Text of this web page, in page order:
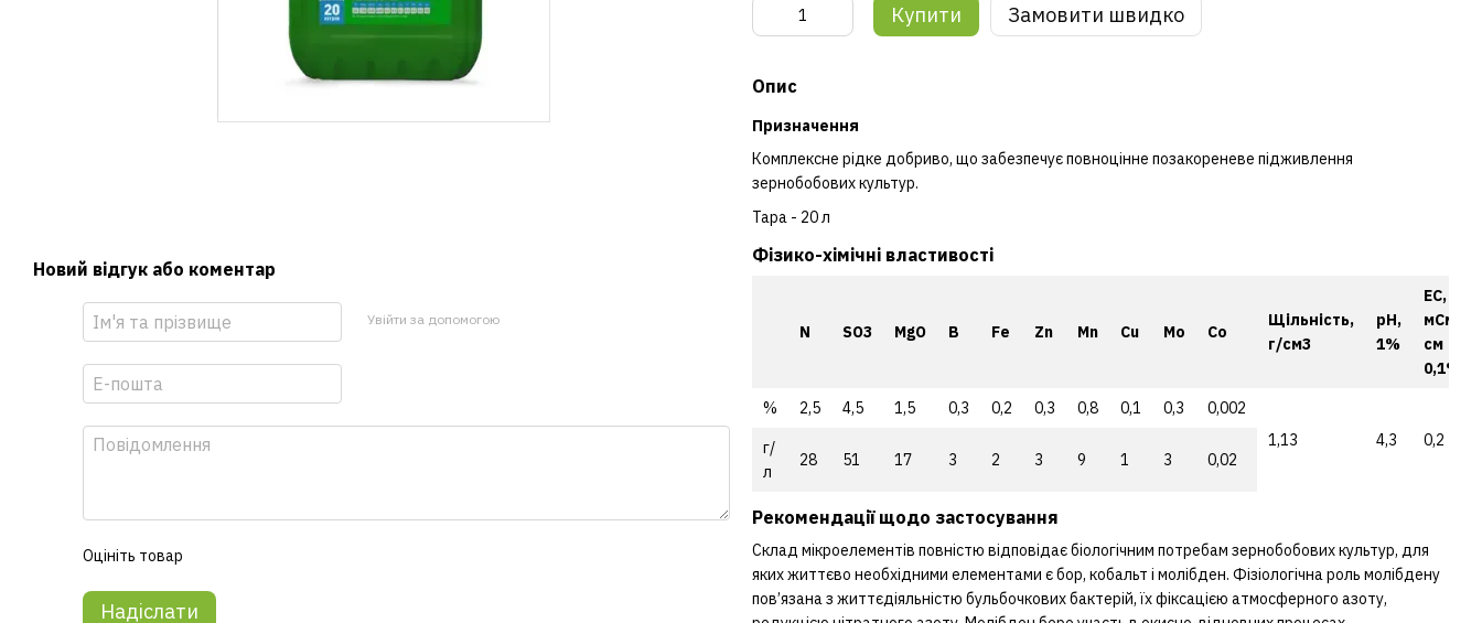
Новий відгук або коментар
Увійти за допомогою
Оцініть товар
Надіслати
Купити Замовити швидко
Опис
Призначення
Комплексне рідке добриво, що забезпечує повноцінне позакореневе підживлення
зернобобових культур.
Тара - 20 л
Фізико-хімічні властивості
N SO3 MgO B Fe Zn Mn Cu Mo Co
Щільність,
г/см3
рН,
1%
ЕС,
мСм/
см
0,1%
%
2,5 4,5 1,5 0,3 0,2 0,3 0,8 0,1 0,3
0,002
1,13
4,3 0,2
г/
л
28 51 17 3 2 3 9 1 3 0,02
Рекомендації щодо застосування
Склад мікроелементів повністю відповідає біологічним потребам зернобобових культур, для
яких життєво необхідними елементами є бор, кобальт і молібден. Фізіологічна роль молібдену
пов’язана з життєдіяльністю бульбочкових бактерій, їх фіксацією атмосферного азоту,